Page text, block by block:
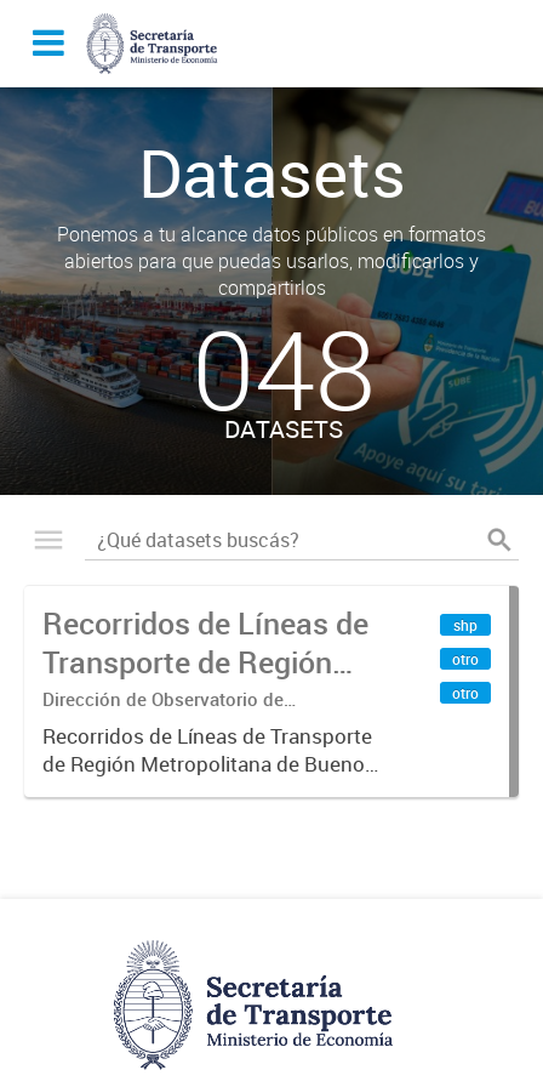
Datasets
Ponemos a tu alcance datos públicos en formatos
abiertos para que puedas usarlos, modificarlos y
compartirlos
048
DATASETS
Recorridos de Líneas de
Transporte de Región
Metropolitana de
Buenos Aires (RMBA)
Dirección de Observatorio de
Transporte, Estudio y Sistemas
Recorridos de Líneas de Transporte
de Región Metropolitana de Buenos
Aires (RMBA).-
shp
otro
otro